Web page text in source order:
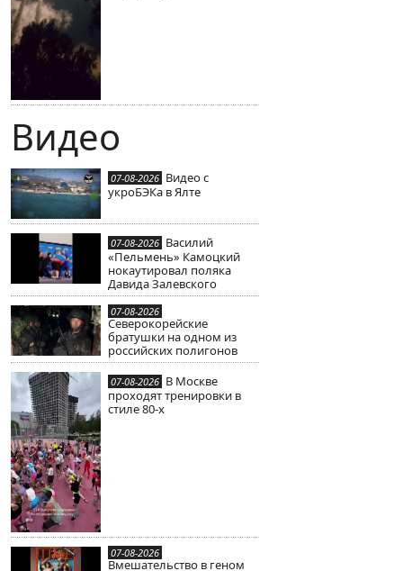
Видео
07-08-2026 Видео с
укроБЭКа в Ялте
07-08-2026 Василий
«Пельмень» Камоцкий
нокаутировал поляка
Давида Залевского
07-08-2026
Северокорейские
братушки на одном из
российских полигонов
07-08-2026 В Москве
проходят тренировки в
стиле 80-х
07-08-2026
Вмешательство в геном